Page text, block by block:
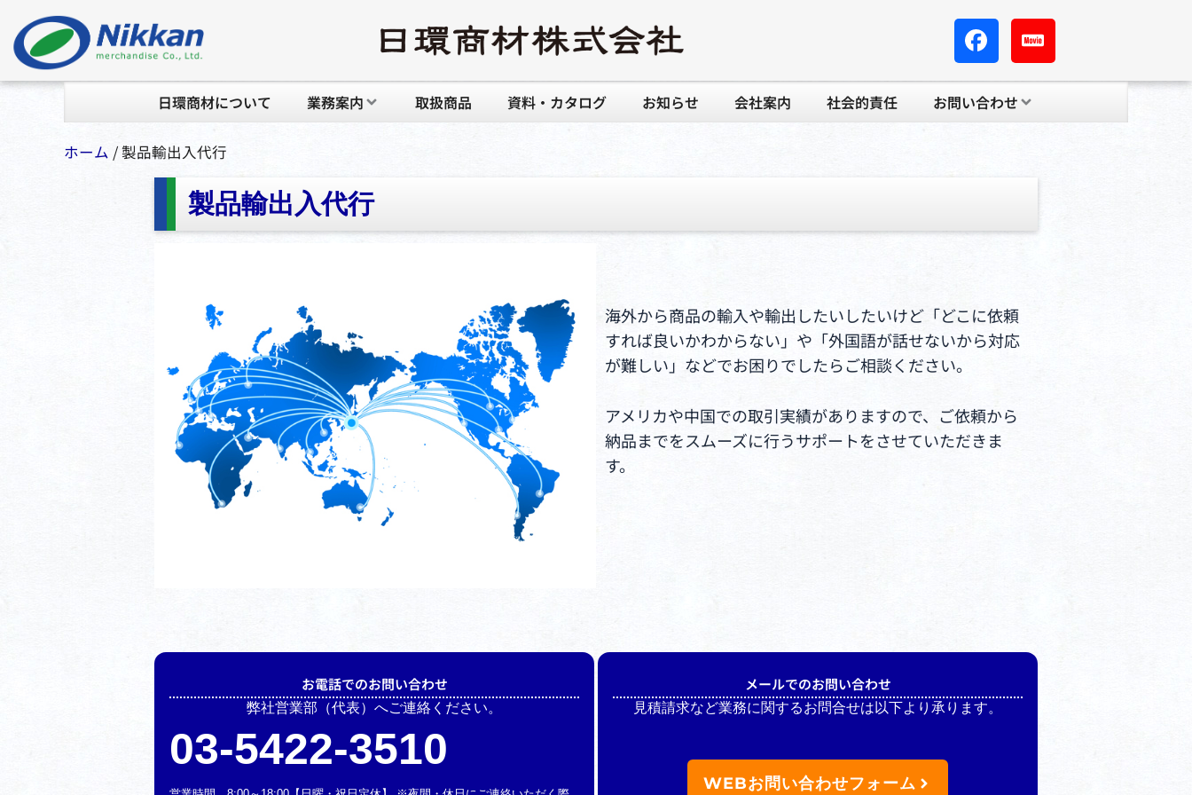
日環商材について 業務案内 取扱商品 資料・カタログ お知らせ 会社案内 社会的責任 お問い合わせ
ホーム / 製品輸出入代行
製品輸出入代行
海外から商品の輸入や輸出したいしたいけど「どこに依頼
すれば良いかわからない」や「外国語が話せないから対応
が難しい」などでお困りでしたらご相談ください。
アメリカや中国での取引実績がありますので、ご依頼から
納品までをスムーズに行うサポートをさせていただきま
す。
お電話でのお問い合わせ
弊社営業部（代表）へご連絡ください。
03-5422-3510
メールでのお問い合わせ
見積請求など業務に関するお問合せは以下より承ります。
WEBお問い合わせフォーム